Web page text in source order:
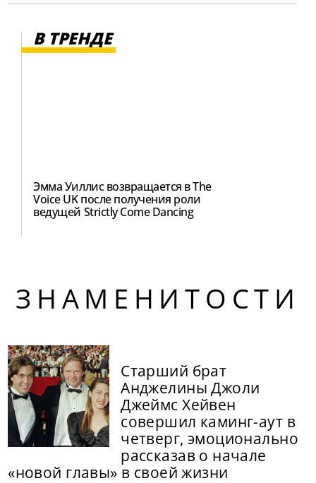
В ТРЕНДЕ
Эмма Уиллис возвращается в The
Voice UK после получения роли
ведущей Strictly Come Dancing
ЗНАМЕНИТОСТИ
Старший брат
Анджелины Джоли
Джеймс Хейвен
совершил каминг-аут в
четверг, эмоционально
рассказав о начале
«новой главы» в своей жизни